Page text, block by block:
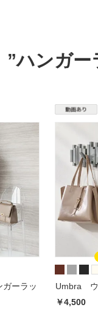
”ハンガ
ガーラッ
Umbra ウ
￥4,500